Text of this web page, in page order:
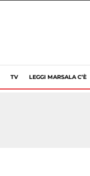
TV LEGGI MARSALA C’È